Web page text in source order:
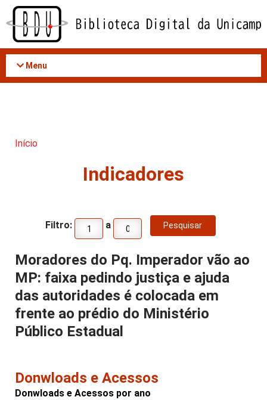
Acessar
conteúdo
Menu
Início
Indicadores
Filtro: a
Moradores do Pq. Imperador vão ao
MP: faixa pedindo justiça e ajuda
das autoridades é colocada em
frente ao prédio do Ministério
Público Estadual
Donwloads e Acessos
Donwloads e Acessos por ano